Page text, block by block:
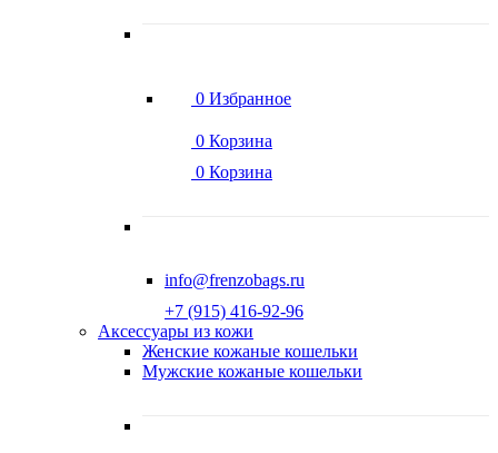
0 Избранное
0 Корзина
0 Корзина
info@frenzobags.ru
‭+7 (915) 416-92-96
Аксессуары из кожи
Женские кожаные кошельки
Мужские кожаные кошельки